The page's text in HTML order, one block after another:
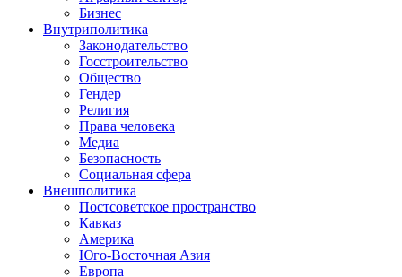
Бизнес
Внутриполитика
Законодательство
Госстроительство
Общество
Гендер
Религия
Права человека
Медиа
Безопасность
Социальная сфера
Внешполитика
Постсоветское пространство
Кавказ
Америка
Юго-Восточная Азия
Европа